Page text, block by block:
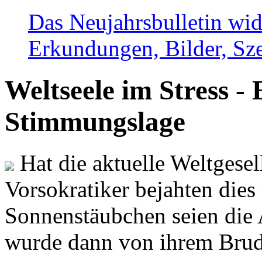
Das Neujahrsbulletin
Erkundungen, Bilder,
Weltseele im Stress -
Stimmungslage
Hat die aktuelle
Vorsokratiker bejahten
Sonnenstäubchen seien
wurde dann von ihrem